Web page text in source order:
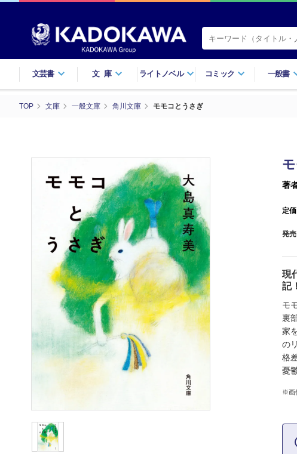
文芸書 文庫 ライトノベル コミック 一般書
TOP 文庫 一般文庫 角川文庫 モモコとうさぎ
著
定価
発売
現
記！
モ
裏
家
の
格
憂
※画